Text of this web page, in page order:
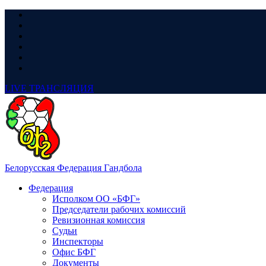
LIVE ТРАНСЛЯЦИЯ
Белорусская Федерация Гандбола
Федерация
Исполком ОО «БФГ»
Председатели рабочих комиссий
Ревизионная комиссия
Судьи
Инспекторы
Офис БФГ
Документы